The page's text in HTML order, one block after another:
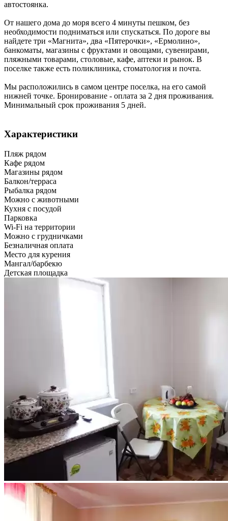
автостоянка.
От нашего дома до моря всего 4 минуты пешком, без
необходимости подниматься или спускаться. По дороге вы
найдете три «Магнита», два «Пятерочки», «Ермолино»,
банкоматы, магазины с фруктами и овощами, сувенирами,
пляжными товарами, столовые, кафе, аптеки и рынок. В
поселке также есть поликлиника, стоматология и почта.
Мы расположились в самом центре поселка, на его самой
нижней точке. Бронирование - оплата за 2 дня проживания.
Минимальный срок проживания 5 дней.
Характеристики
Пляж рядом
Кафе рядом
Магазины рядом
Балкон/терраса
Рыбалка рядом
Можно с животными
Кухня с посудой
Парковка
Wi-Fi на территории
Можно с грудничками
Безналичная оплата
Место для курения
Мангал/барбекю
Детская площадка